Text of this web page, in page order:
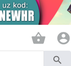
shopping_basket account_circle
search